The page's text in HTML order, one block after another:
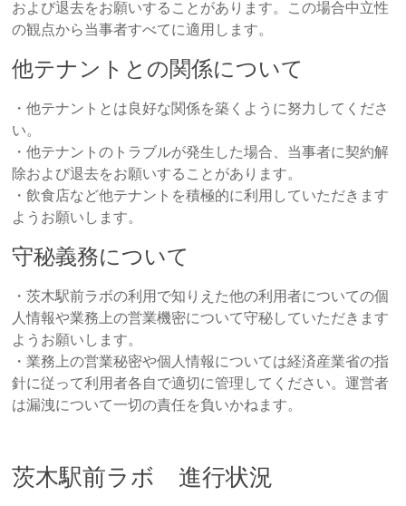
および退去をお願いすることがあります。この場合中立性
の観点から当事者すべてに適用します。
他テナントとの関係について
・他テナントとは良好な関係を築くように努力してくださ
い。
・他テナントのトラブルが発生した場合、当事者に契約解
除および退去をお願いすることがあります。
・飲食店など他テナントを積極的に利用していただきます
ようお願いします。
守秘義務について
・茨木駅前ラボの利用で知りえた他の利用者についての個
人情報や業務上の営業機密について守秘していただきます
ようお願いします。
・業務上の営業秘密や個人情報については経済産業省の指
針に従って利用者各自で適切に管理してください。運営者
は漏洩について一切の責任を負いかねます。
茨木駅前ラボ 進行状況